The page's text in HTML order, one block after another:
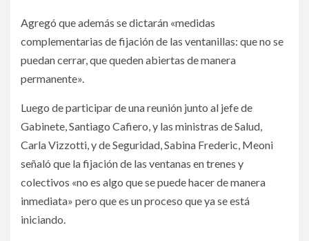
Agregó que además se dictarán «medidas
complementarias de fijación de las ventanillas: que no se
puedan cerrar, que queden abiertas de manera
permanente».­
Luego de participar de una reunión junto al jefe de
Gabinete, Santiago Cafiero, y las ministras de Salud,
Carla Vizzotti, y de Seguridad, Sabina Frederic, Meoni
señaló que la fijación de las ventanas en trenes y
colectivos «no es algo que se puede hacer de manera
inmediata» pero que es un proceso que ya se está
iniciando.­